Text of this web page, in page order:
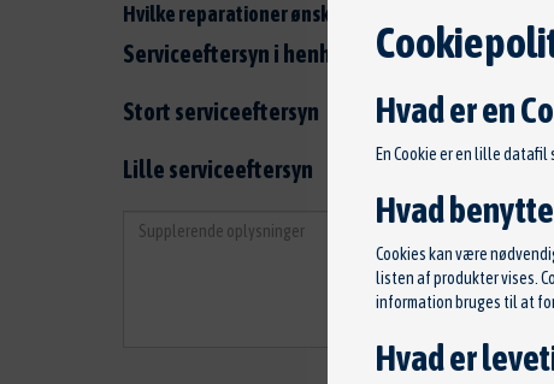
Hvilke reparationer ønsker du foretaget?
Serviceeftersyn i henhold til servicehæfte
Stort serviceeftersyn
Lille serviceeftersyn
Hvad er en
En Cookie er en lille datafil
Hvad
Cookies kan være
listen af produkter vises.
information bruges til at
Hvad er